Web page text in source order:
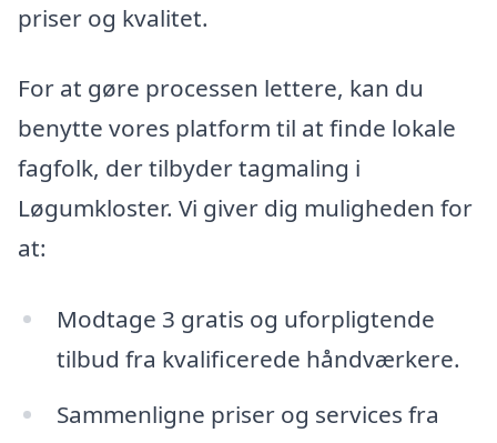
priser og kvalitet.
For at gøre processen lettere, kan du
benytte vores platform til at finde lokale
fagfolk, der tilbyder tagmaling i
Løgumkloster. Vi giver dig muligheden for
at:
Modtage 3 gratis og uforpligtende
tilbud fra kvalificerede håndværkere.
Sammenligne priser og services fra